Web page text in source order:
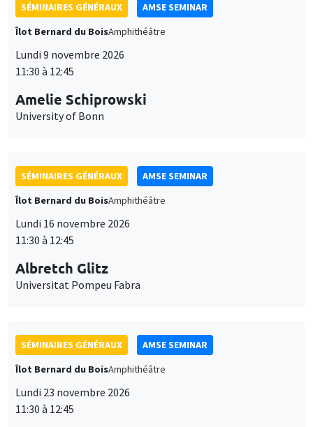
SÉMINAIRES GÉNÉRAUX
AMSE SEMINAR
Îlot Bernard du BoisAmphithéâtre
Lundi 9 novembre 2026
11:30 à 12:45
Amelie Schiprowski
University of Bonn
SÉMINAIRES GÉNÉRAUX
AMSE SEMINAR
Îlot Bernard du BoisAmphithéâtre
Lundi 16 novembre 2026
11:30 à 12:45
Albretch Glitz
Universitat Pompeu Fabra
SÉMINAIRES GÉNÉRAUX
AMSE SEMINAR
Îlot Bernard du BoisAmphithéâtre
Lundi 23 novembre 2026
11:30 à 12:45